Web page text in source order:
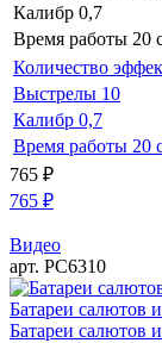
Калибр 0,7
Время работы 20
Количество
Выстрелы 10
Калибр 0,7
Время работы 20
765 ₽
765 ₽
Видео
арт. РС6310
Батареи
Батареи